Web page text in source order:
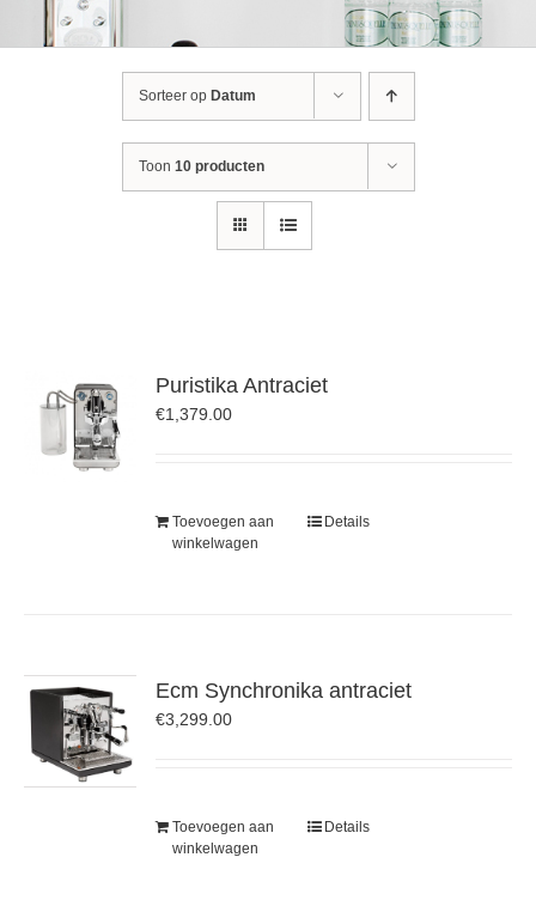
Sorteer op Datum
Toon 10 producten
Puristika Antraciet
€1,379.00
Toevoegen aan
winkelwagen
Details
Ecm Synchronika antraciet
€3,299.00
Toevoegen aan
winkelwagen
Details